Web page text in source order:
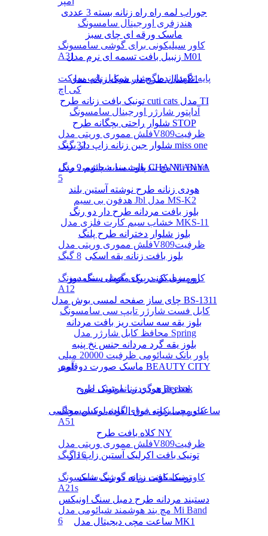
هندزفری اورجینال سامسونگ
کاور سیلیکونی برای گوشی سامسونگ
A31
پایه نگهدارنده گوشی موبایل پاپ سوکت
کی اچ
آداپتور شارژر اورجینال سامسونگ
فلش مموری وریتی مدلV809ظرفیت
32 گیگ
مچ بند هوشمند شیائومی مدل Mi Band
5
هدفون بی سیم Jbl مدل MS-K2
خشاب سیم کارت فلزی مدل MKS-11
فلش مموری وریتی مدلV809ظرفیت
8 گیگ
کاور سیلیکونی برای گوشی سامسونگ
A12
کابل فست شارژر تایپ سی سامسونگ
محافظ کابل شارژر مدل Spring
پاور بانک شیائومی ظرفیت 20000 میلی
آمپر
هندزفری گردنی بلوتوثی لنوو
کاور سیلیکونی برای گوشی سامسونگ
A51
فلش مموری وریتی مدلV809ظرفیت
16 گیگ
کاور سیلیکونی برای گوشی سامسونگ
A21s
مچ بند هوشمند شیائومی مدل Mi Band
6
جوراب لمه راه راه زنانه بسته 3 عددی
ماسک ورقه ای چای سبز
زنبیل بافت تسمه ای نرم مدل M01
شال طرح دار شیک زنانه مدل B1
تونیک بافت زنانه طرح cuti cats مدل TI
شلوار راحتی بچگانه طرح STOP
شلوار جین زنانه زاپ دار برند miss one
پالت سایه چشم 9 رنگ CHANLANYA
هودی زنانه طرح نوشته آستین بلند
بلوز بافت مردانه طرح دار دو رنگ
بلوز شلوار دخترانه طرح پلنگ
بلوز بافت زنانه یقه اسکی
رومیزی یک در یک مخمل سنگ دوز
چای ساز صفحه لمسی بوش مدل BS-1311
بلوز یقه سه سانت ریز بافت مردانه
بلوز یقه گرد مردانه جنس نخ پنبه
ماسک صورت دوقلوی BEAUTY CITY
هودی زنانه شیک طرح Reebok
ساعت مچی زنانه فوق العاده لوکس مجلسی
کلاه بافت طرح NY
تونیک بافت اکرلیک آستین زاپ دار
تونیک بافت زنانه دو رنگ شیک
دستبند مردانه طرح دمبل سنگ اونیکس
ساعت مچی دیجیتال مدل MK1